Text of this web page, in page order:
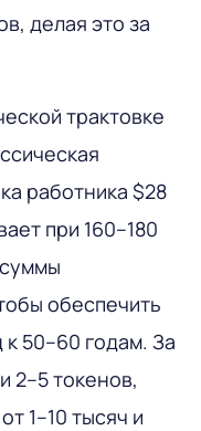
делая это за
трактовке
работника $28
при 160–180
обеспечить
50–60 годам. За
2–5 токенов,
1–10 тысяч и